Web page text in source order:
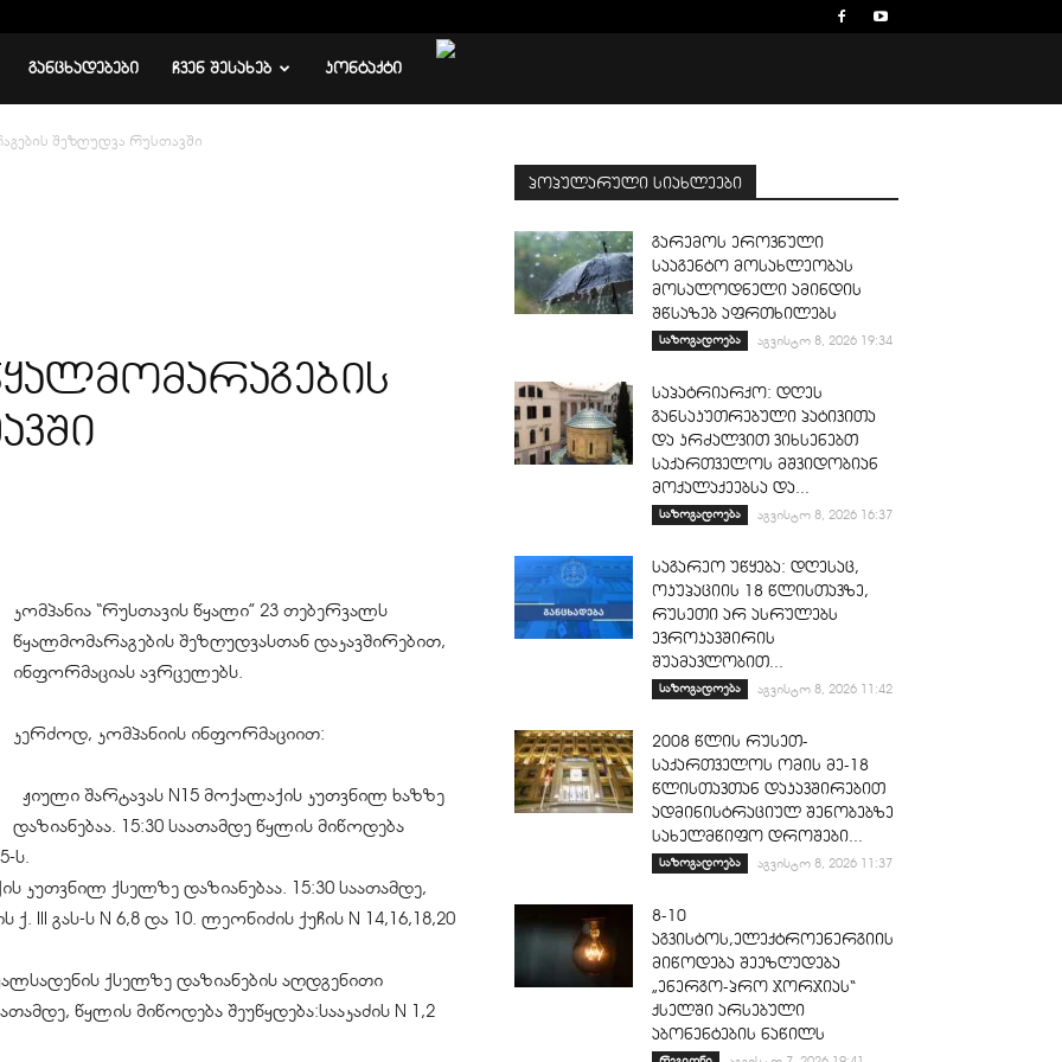
ᲒᲐᲜᲪᲮᲐᲓᲔᲑᲔᲑᲘ ᲩᲕᲔᲜ ᲨᲔᲡᲐᲮᲔᲑ ᲙᲝᲜᲢᲐᲥᲢᲘ
შეზღუდვა რუსთავში
კომპანია “რუსთავის წყალი” 23 თებერვალს
წყალმომარაგების შეზღუდვასთან დაკავშირებით,
ინფორმაციას ავრცელებს.
კერძოდ, კომპანიის ინფორმაციით:
ჟიული შარტავას N15 მოქალაქის კუთვნილ ხაზზე
დაზიანებაა. 15:30 საათამდე წყლის მიწოდება
ს.
კუთვნილ ქსელზე დაზიანებაა. 15:30 საათამდე,
III გას-ს N 6,8 და 10. ლეონიძის ქუჩის N 14,16,18,20
ქსელზე დაზიანების აღდგენითი
წყლის მიწოდება შეუწყდება:სააკაძის N 1,2
პოპულარული სიახლეები
გარემოს ეროვნული
სააგენტო მოსახლეობას
მოსალოდნელი ამინდის
შწსაზებ აფრთხილებს
საზოგადოება აგვისტო 8, 2026 19:34
საპატრიარქო: დღეს
განსაკუთრებული პატივითა
და კრძალვით ვიხსენებთ
საქართველოს მშვიდობიან
მოქალაქეებსა და...
საზოგადოება აგვისტო 8, 2026 16:37
საგარეო უწყება: დღესაც,
ოკუპაციის 18 წლისთავზე,
რუსეთი არ ასრულებს
ევროკავშირის
შუამავლობით...
საზოგადოება აგვისტო 8, 2026 11:42
2008 წლის რუსეთ-
საქართველოს ომის მე-18
წლისთავთან დაკავშირებით
ადმინისტრაციულ შენობებზე
სახელმწიფო დროშები...
საზოგადოება აგვისტო 8, 2026 11:37
8-10
აგვისტოს,ელექტროენერგიის
მიწოდება შეეზღუდება
„ენერგო-პრო ჯორჯიას“
ქსელში არსებული
აბონენტების ნაწილს